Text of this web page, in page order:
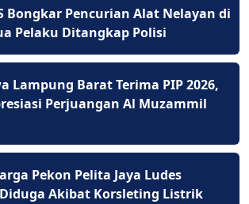
Bongkar Pencurian Alat Nelayan di
Pelaku Ditangkap Polisi
Lampung Barat Terima PIP 2026,
Perjuangan Al Muzammil
Pekon Pelita Jaya Ludes
Akibat Korsleting Listrik